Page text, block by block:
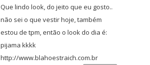
Que lindo look, do jeito que eu gosto..
não sei o que vestir hoje, também
estou de tpm, então o look do dia é:
pijama kkkk
http://www.blahoestraich.com.br